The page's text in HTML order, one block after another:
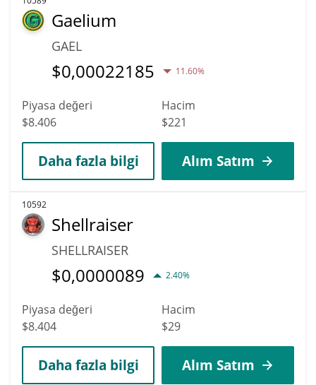
Gaelium
GAEL
$0,00022185 11.60%
Piyasa değeri
$8.406
Hacim
$221
Daha fazla bilgi Alım Satım
10592
Shellraiser
SHELLRAISER
$0,0000089 2.40%
Piyasa değeri
$8.404
Hacim
$29
Daha fazla bilgi Alım Satım